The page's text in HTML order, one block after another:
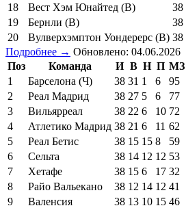
18
Вест Хэм Юнайтед (В) 38
19
Бернли (В) 38
20
Вулверхэмптон Уондерерс (В) 38
Подробнее → Обновлено: 04.06.2026
Поз
Команда И В Н П МЗ
1
Барселона (Ч) 38 31 1 6 95
2
Реал Мадрид 38 27 5 6 77
3
Вильярреал 38 22 6 10 72
4
Атлетико Мадрид 38 21 6 11 62
5
Реал Бетис 38 15 15 8 59
6
Сельта 38 14 12 12 53
7
Хетафе 38 15 6 17 32
8
Райо Вальекано 38 12 14 12 41
9
Валенсия 38 13 10 15 46